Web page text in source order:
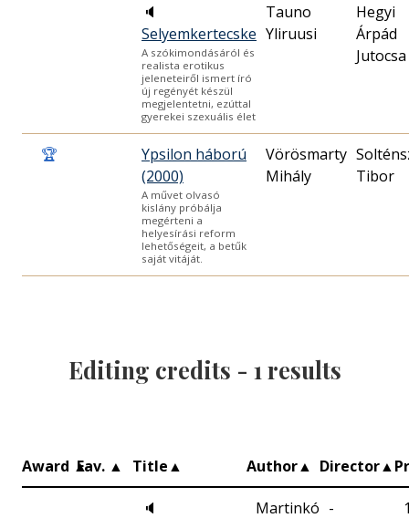
🔈
Selyemkertecske
A szókimondásáról és
realista erotikus
jeleneteiről ismert író
új regényét készül
megjelentetni, ezúttal
gyerekei szexuális élet
Tauno
Yliruusi
Hegyi
Árpád
Jutocsa
🏆
Ypsilon háború
(2000)
A művet olvasó
kislány próbálja
megérteni a
helyesírási reform
lehetőségeit, a betűk
saját vitáját.
Vörösmarty
Mihály
Tibor
Editing credits - 1 results
Award ▲
Fav. ▲ Title▲ Author▲ Director▲
🔈 Martinkó -